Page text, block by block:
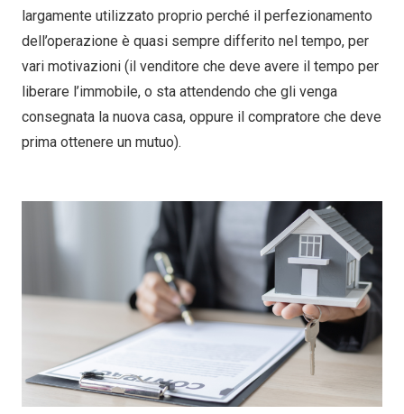
largamente utilizzato proprio perché il perfezionamento
dell’operazione è quasi sempre differito nel tempo, per
vari motivazioni (il venditore che deve avere il tempo per
liberare l’immobile, o sta attendendo che gli venga
consegnata la nuova casa, oppure il compratore che deve
prima ottenere un mutuo).